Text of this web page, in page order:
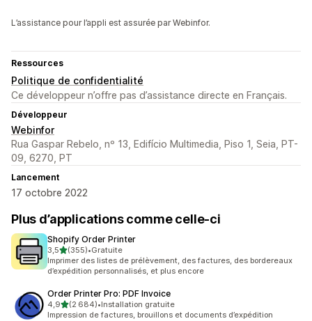
L’assistance pour l’appli est assurée par Webinfor.
Ressources
Politique de confidentialité
Ce développeur n’offre pas d’assistance directe en Français.
Développeur
Webinfor
Rua Gaspar Rebelo, nº 13, Edifício Multimedia, Piso 1, Seia, PT-
09, 6270, PT
Lancement
17 octobre 2022
Plus d’applications comme celle-ci
Shopify Order Printer
3,5étoile(s) sur 5
(355)
355 avis au total
•Gratuite
Imprimer des listes de prélèvement, des factures, des bordereaux
d’expédition personnalisés, et plus encore
Order Printer Pro: PDF Invoice
4,9étoile(s) sur 5
(2 684)
2684 avis au total
•Installation gratuite
Impression de factures, brouillons et documents d’expédition